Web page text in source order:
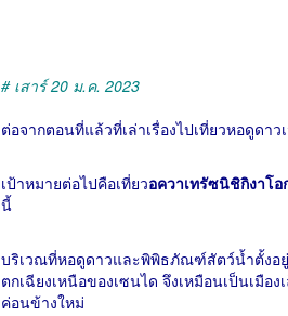
# เสาร์ 20 ม.ค. 2023
ต่อจากตอนที่แล้วที่เล่าเรื่องไปเที่ยวหอดูดาว
เป้าหมายต่อไปคือเที่ยวอควาเทรัซนิชิกิงาโอ
นี้
บริเวณที่หอดูดาวและพิพิธภัณฑ์สัตว์น้ำตั้งอ
ตกเฉียงเหนือของเซนได จึงเหมือนเป็นเมือ
ค่อนข้างใหม่